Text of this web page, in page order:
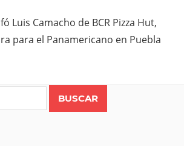
Luis Camacho de BCR Pizza Hut,
para el Panamericano en Puebla